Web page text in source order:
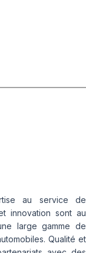
au service de
innovation sont au
large gamme de
Qualité et